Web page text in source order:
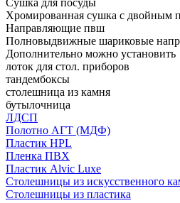
Хромированная сушка с двойным
Направляющие пвш
Полновыдвижные шариковые
Дополнительно можно установить
лоток для стол. приборов
тандембоксы
столешница из камня
бутылочница
ЛДСП
Полотно АГТ (МДФ)
Пластик HPL
Пленка ПВХ
Пластик Alvic Luxe
Столешницы из искусственного
Столешницы из пластика